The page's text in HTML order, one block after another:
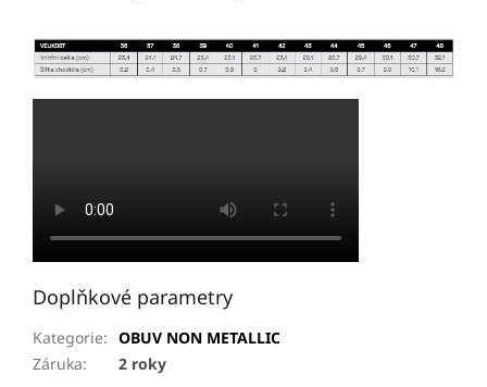
Doplňkové parametry
Kategorie: OBUV NON METALLIC
Záruka: 2 roky